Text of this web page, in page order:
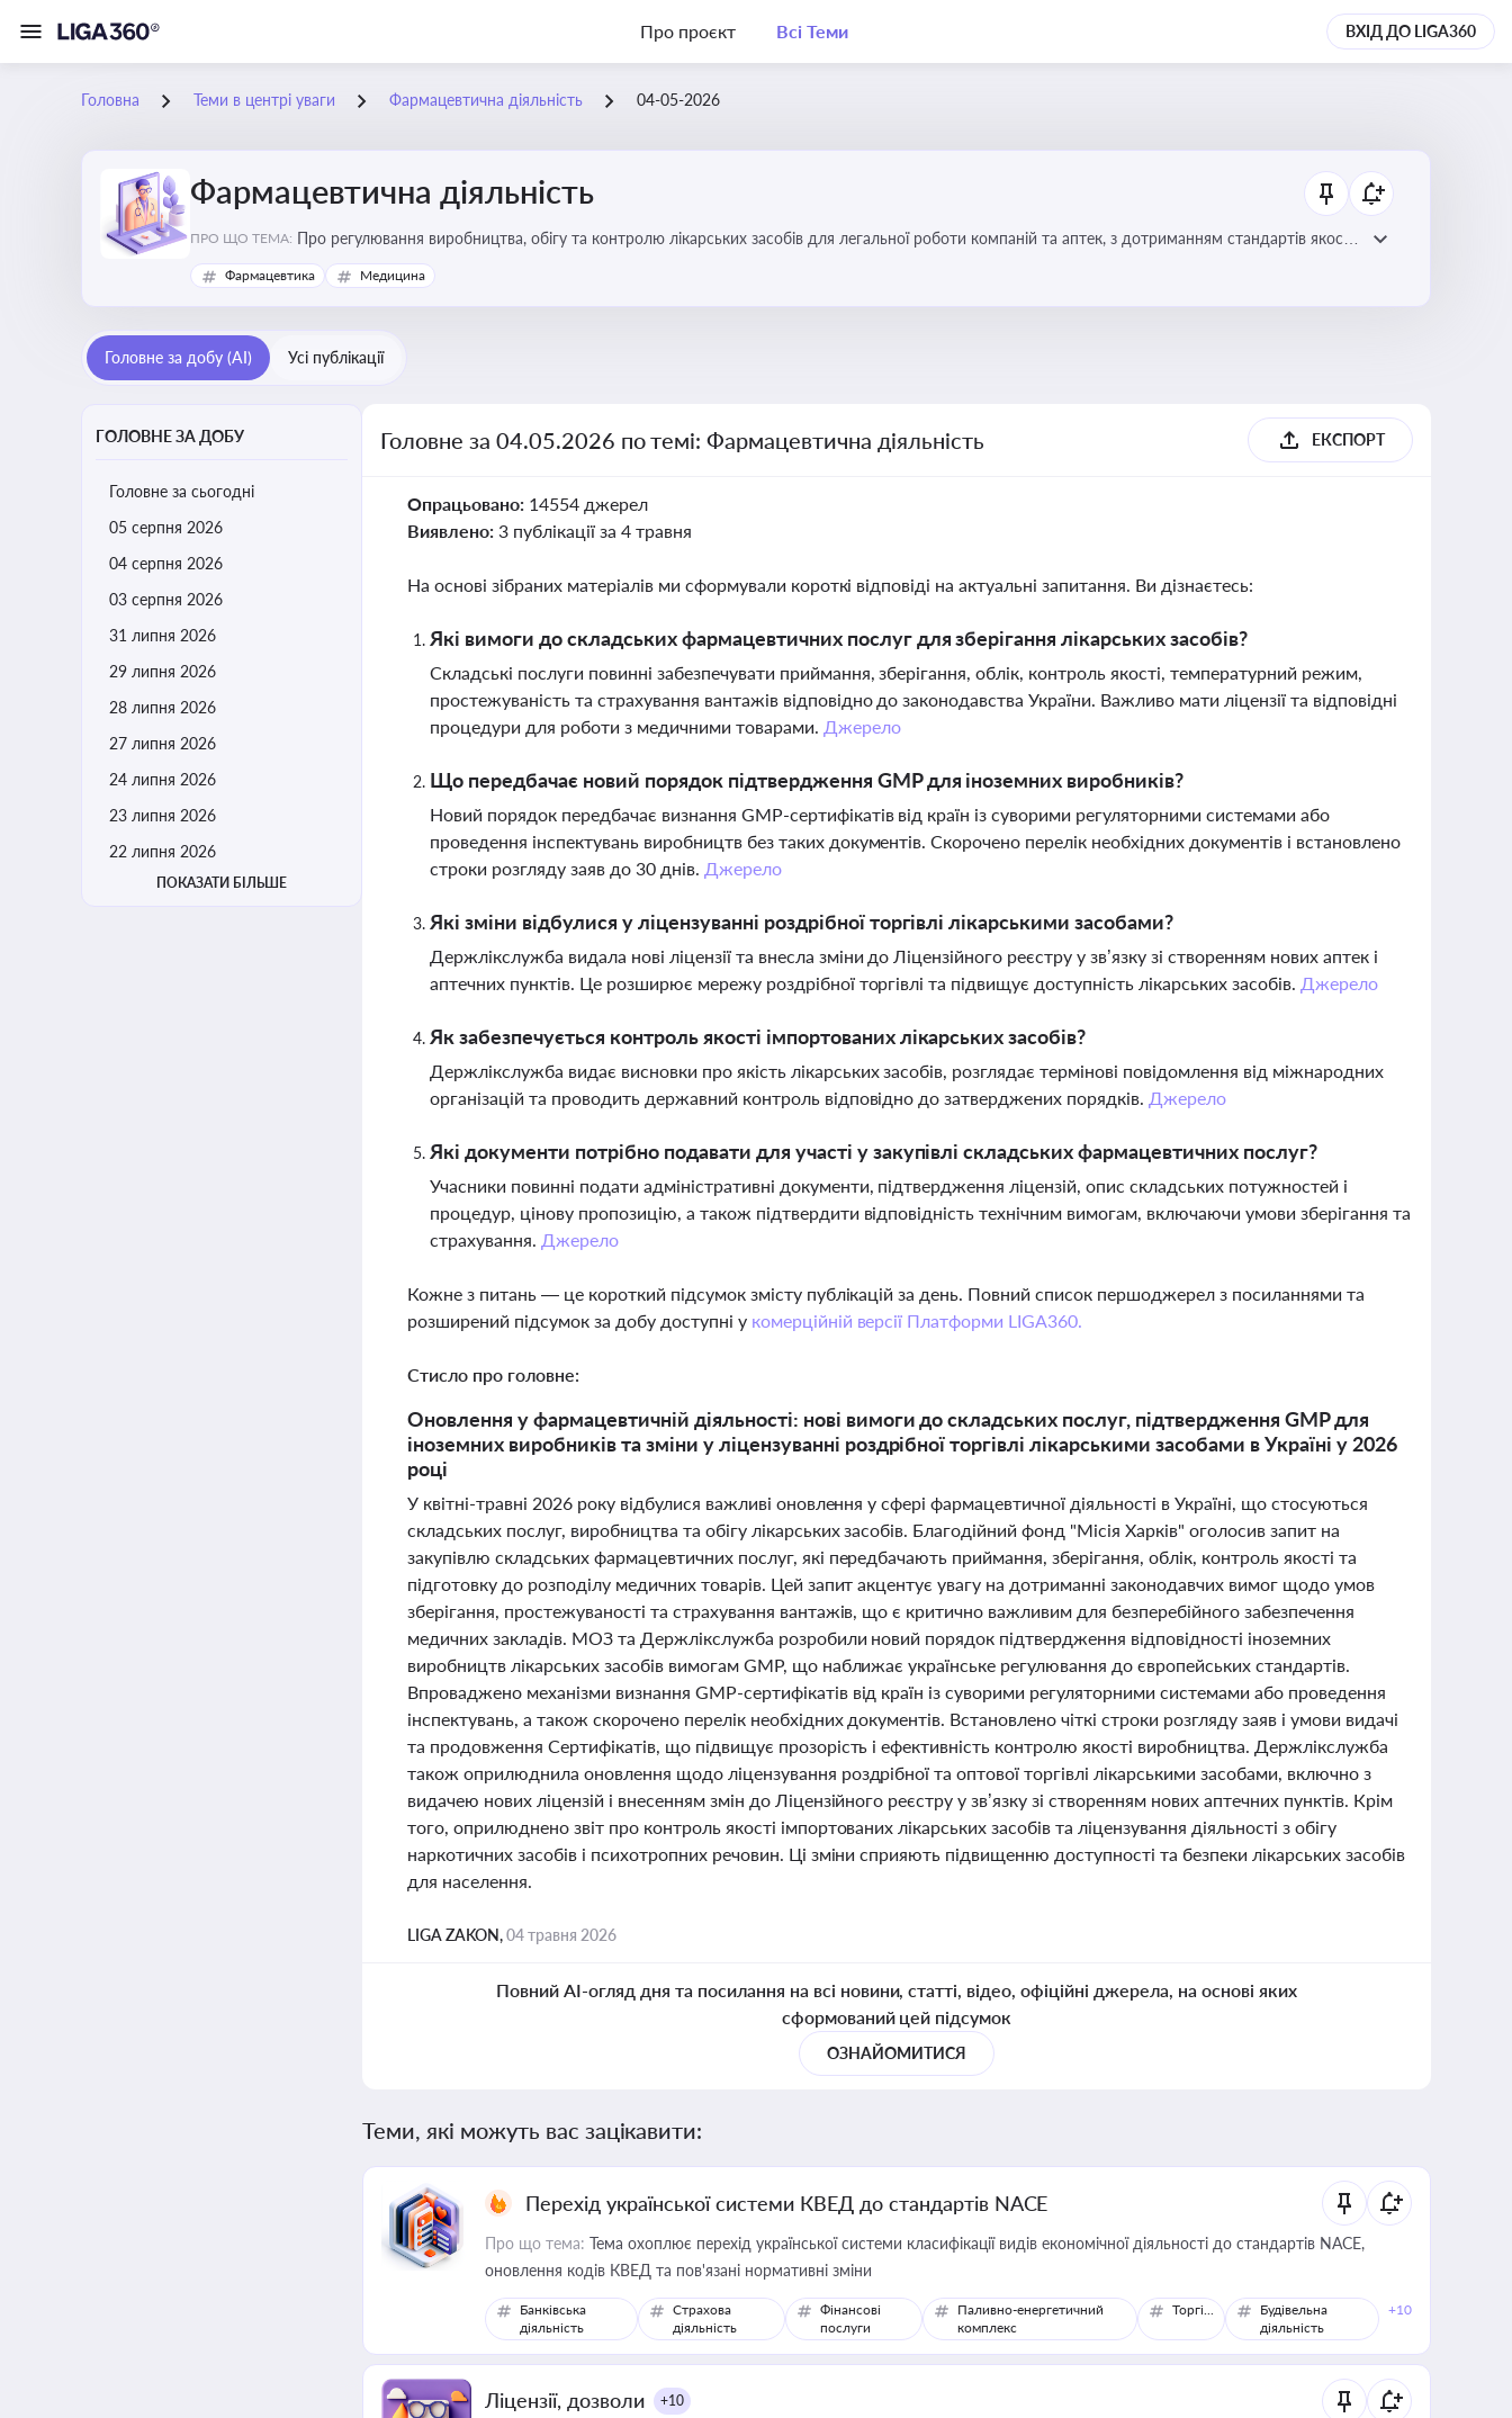
Про проєкт Всі Теми ВХІД ДО LIGA360
Головна Теми в центрі уваги Фармацевтична діяльність 04-05-2026
Фармацевтична діяльність
ПРО ЩО ТЕМА: Про регулювання виробництва, обігу та контролю лікарських засобів для легальної роботи компаній та аптек, з дотриманням стандартів якості
та безпеки
Фармацевтика Медицина
Головне за добу (AI) Усі публікації
ГОЛОВНЕ ЗА ДОБУ
Головне за сьогодні
05 серпня 2026
04 серпня 2026
03 серпня 2026
31 липня 2026
29 липня 2026
28 липня 2026
27 липня 2026
24 липня 2026
23 липня 2026
22 липня 2026
ПОКАЗАТИ БІЛЬШЕ
Головне за 04.05.2026 по темі: Фармацевтична діяльність ЕКСПОРТ
Опрацьовано: 14554 джерел
Виявлено: 3 публікації за 4 травня
На основі зібраних матеріалів ми сформували короткі відповіді на актуальні запитання. Ви дізнаєтесь:
Які вимоги до складських фармацевтичних послуг для зберігання лікарських засобів?
Складські послуги повинні забезпечувати приймання, зберігання, облік, контроль якості, температурний режим,
простежуваність та страхування вантажів відповідно до законодавства України. Важливо мати ліцензії та відповідні
процедури для роботи з медичними товарами. Джерело
Що передбачає новий порядок підтвердження GMP для іноземних виробників?
Новий порядок передбачає визнання GMP-сертифікатів від країн із суворими регуляторними системами або
проведення інспектувань виробництв без таких документів. Скорочено перелік необхідних документів і встановлено
строки розгляду заяв до 30 днів. Джерело
Які зміни відбулися у ліцензуванні роздрібної торгівлі лікарськими засобами?
Держлікслужба видала нові ліцензії та внесла зміни до Ліцензійного реєстру у зв’язку зі створенням нових аптек і
аптечних пунктів. Це розширює мережу роздрібної торгівлі та підвищує доступність лікарських засобів. Джерело
Як забезпечується контроль якості імпортованих лікарських засобів?
Держлікслужба видає висновки про якість лікарських засобів, розглядає термінові повідомлення від міжнародних
організацій та проводить державний контроль відповідно до затверджених порядків. Джерело
Які документи потрібно подавати для участі у закупівлі складських фармацевтичних послуг?
Учасники повинні подати адміністративні документи, підтвердження ліцензій, опис складських потужностей і
процедур, цінову пропозицію, а також підтвердити відповідність технічним вимогам, включаючи умови зберігання та
страхування. Джерело
Кожне з питань — це короткий підсумок змісту публікацій за день. Повний список першоджерел з посиланнями та
розширений підсумок за добу доступні у комерційній версії Платформи LIGA360.
Стисло про головне:
Оновлення у фармацевтичній діяльності: нові вимоги до складських послуг, підтвердження GMP для
іноземних виробників та зміни у ліцензуванні роздрібної торгівлі лікарськими засобами в Україні у 2026
році
У квітні-травні 2026 року відбулися важливі оновлення у сфері фармацевтичної діяльності в Україні, що стосуються
складських послуг, виробництва та обігу лікарських засобів. Благодійний фонд "Місія Харків" оголосив запит на
закупівлю складських фармацевтичних послуг, які передбачають приймання, зберігання, облік, контроль якості та
підготовку до розподілу медичних товарів. Цей запит акцентує увагу на дотриманні законодавчих вимог щодо умов
зберігання, простежуваності та страхування вантажів, що є критично важливим для безперебійного забезпечення
медичних закладів. МОЗ та Держлікслужба розробили новий порядок підтвердження відповідності іноземних
виробництв лікарських засобів вимогам GMP, що наближає українське регулювання до європейських стандартів.
Впроваджено механізми визнання GMP-сертифікатів від країн із суворими регуляторними системами або проведення
інспектувань, а також скорочено перелік необхідних документів. Встановлено чіткі строки розгляду заяв і умови видачі
та продовження Сертифікатів, що підвищує прозорість і ефективність контролю якості виробництва. Держлікслужба
також оприлюднила оновлення щодо ліцензування роздрібної та оптової торгівлі лікарськими засобами, включно з
видачею нових ліцензій і внесенням змін до Ліцензійного реєстру у зв’язку зі створенням нових аптечних пунктів. Крім
того, оприлюднено звіт про контроль якості імпортованих лікарських засобів та ліцензування діяльності з обігу
наркотичних засобів і психотропних речовин. Ці зміни сприяють підвищенню доступності та безпеки лікарських засобів
для населення.
LIGA ZAKON,04 травня 2026
Повний AI-огляд дня та посилання на всі новини, статті, відео, офіційні джерела, на основі яких
сформований цей підсумок
ОЗНАЙОМИТИСЯ
Теми, які можуть вас зацікавити:
Перехід української системи КВЕД до стандартів NACE
Про що тема: Тема охоплює перехід української системи класифікації видів економічної діяльності до стандартів NACE,
оновлення кодів КВЕД та пов'язані нормативні зміни
Банківська
діяльність
Страхова
діяльність
Фінансові
послуги
Паливно-енергетичний
комплекс
Торгівля
Будівельна
діяльність
+10
Ліцензії, дозволи +10